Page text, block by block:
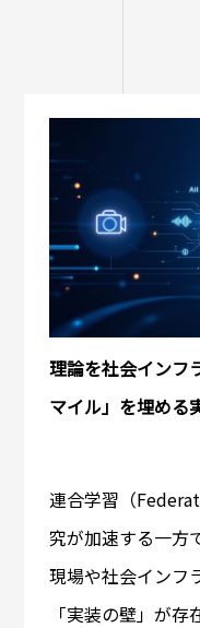
理論を社会インフ
マイル」を埋める
連合学習（
究が加速する一方
現場や社会インフ
「実装の壁」が存